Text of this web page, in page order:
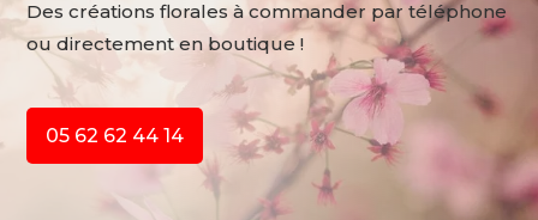
Des créations florales à commander par téléphone
ou directement en boutique !
05 62 62 44 14